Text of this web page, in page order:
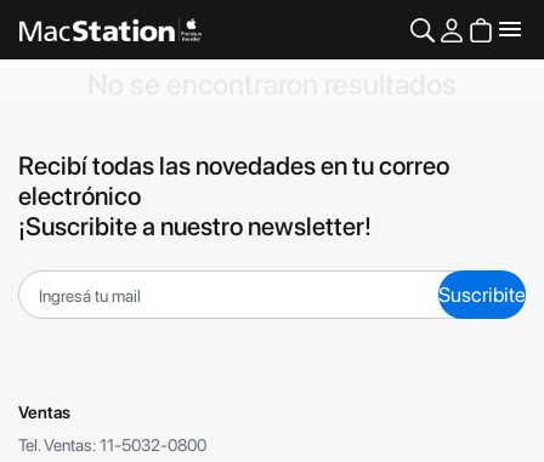
Recibí todas las novedades en tu correo
electrónico
¡Suscribite a nuestro newsletter!
Suscribite
Ventas
Tel. Ventas: 11-5032-0800